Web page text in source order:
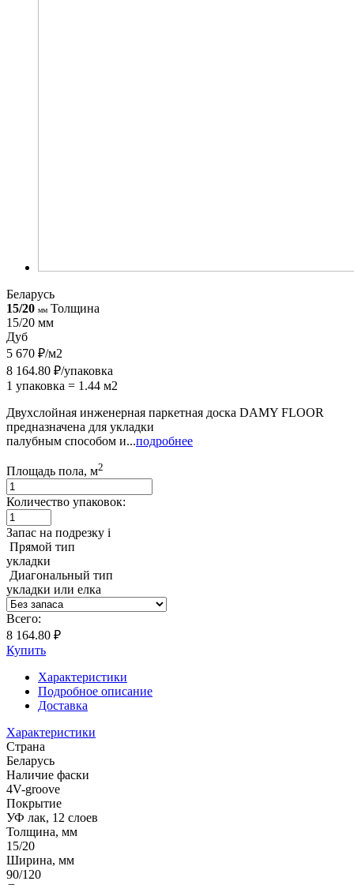
Беларусь
15/20 мм Толщина
15/20 мм
Дуб
5 670 ₽/м2
8 164.80 ₽/упаковка
1 упаковка = 1.44 м2
Двухслойная инженерная паркетная доска DAMY FLOOR
предназначена для укладки
палубным способом и...подробнее
Площадь пола, м2
Количество упаковок:
Запас на подрезку i
Прямой тип
укладки
Диагональный тип
укладки или елка
Всего:
8 164.80 ₽
Купить
Характеристики
Подробное описание
Доставка
Характеристики
Страна
Беларусь
Наличие фаски
4V-groove
Покрытие
УФ лак, 12 слоев
Толщина, мм
15/20
Ширина, мм
90/120